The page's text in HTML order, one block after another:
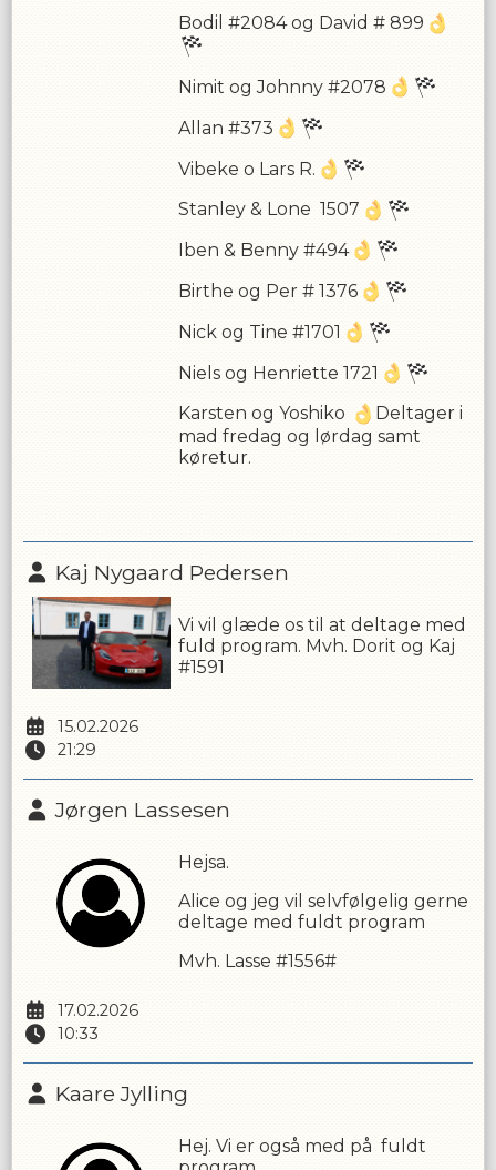
Bodil #2084 og David # 899
Nimit og Johnny #2078
Allan #373
Vibeke o Lars R.
Stanley & Lone 1507
Iben & Benny #494
Birthe og Per # 1376
Nick og Tine #1701
Niels og Henriette 1721
Karsten og Yoshiko
Deltager i
mad fredag og lørdag samt
køretur.
Kaj Nygaard Pedersen
15.02.2026
21:29
Vi vil glæde os til at deltage med
fuld program. Mvh. Dorit og Kaj
#1591
Jørgen Lassesen
17.02.2026
10:33
Hejsa.
Alice og jeg vil selvfølgelig gerne
deltage med fuldt program
Mvh. Lasse #1556#
Kaare Jylling
Hej. Vi er også med på fuldt